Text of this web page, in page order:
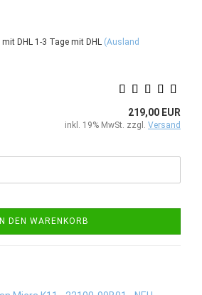
1-3 Tage mit DHL (Ausland
219,00 EUR
inkl. 19% MwSt. zzgl. Versand
IN DEN WARENKORB